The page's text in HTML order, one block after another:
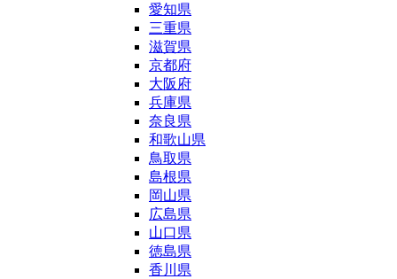
愛知県
三重県
滋賀県
京都府
大阪府
兵庫県
奈良県
和歌山県
鳥取県
島根県
岡山県
広島県
山口県
徳島県
香川県